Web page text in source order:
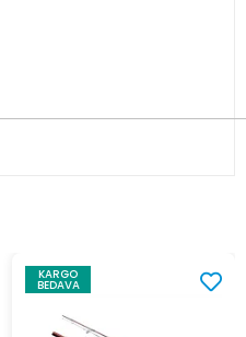
KARGO
BEDAVA